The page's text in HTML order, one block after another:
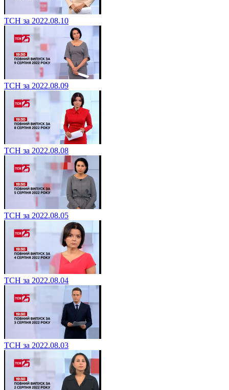
ТСН за 2022.08.10
ТСН за 2022.08.09
ТСН за 2022.08.08
ТСН за 2022.08.05
ТСН за 2022.08.04
ТСН за 2022.08.03